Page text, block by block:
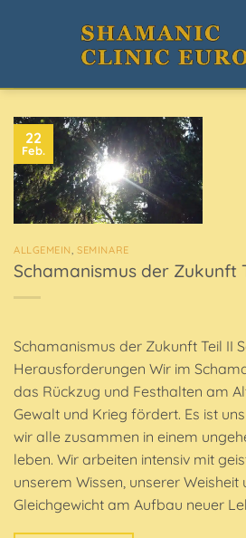
22
Feb.
ALLGEMEIN ,SEMINARE
Schamanismus der Zukunft
Schamanismus der Zukunft Teil II
Herausforderungen Wir im
das Rückzug und Festhalten am
Gewalt und Krieg fördert. Es ist
wir alle zusammen in einem
leben. Wir arbeiten intensiv mit
unserem Wissen, unserer Weisheit
Gleichgewicht am Aufbau neuer